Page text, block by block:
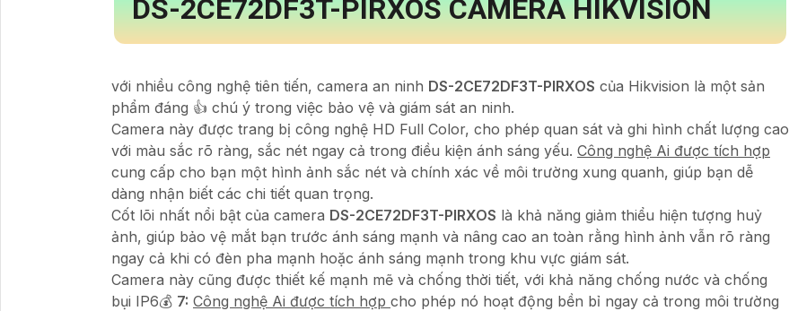
DS-2CE72DF3T-PIRXOSCAMERA HIKVISION
với nhiều công nghệ tiên tiến, camera an ninh DS-2CE72DF3T-PIRXOS của Hikvision là một sản
phẩm đáng 👍 chú ý trong việc bảo vệ và giám sát an ninh.
Camera này được trang bị công nghệ HD Full Color, cho phép quan sát và ghi hình chất lượng cao
với màu sắc rõ ràng, sắc nét ngay cả trong điều kiện ánh sáng yếu. Công nghệ Ai được tích hợp
cung cấp cho bạn một hình ảnh sắc nét và chính xác về môi trường xung quanh, giúp bạn dễ
dàng nhận biết các chi tiết quan trọng.
Cốt lõi nhất nổi bật của camera DS-2CE72DF3T-PIRXOS là khả năng giảm thiểu hiện tượng huỷ
ảnh, giúp bảo vệ mắt bạn trước ánh sáng mạnh và nâng cao an toàn rằng hình ảnh vẫn rõ ràng
ngay cả khi có đèn pha mạnh hoặc ánh sáng mạnh trong khu vực giám sát.
Camera này cũng được thiết kế mạnh mẽ và chống thời tiết, với khả năng chống nước và chống
bụi IP6💰 7: Công nghệ Ai được tích hợp cho phép nó hoạt động bền bỉ ngay cả trong môi trường